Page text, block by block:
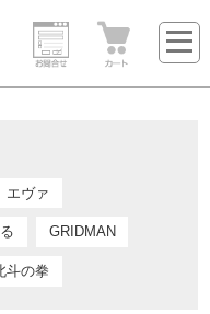
エヴァ
GRIDMAN
斗の拳